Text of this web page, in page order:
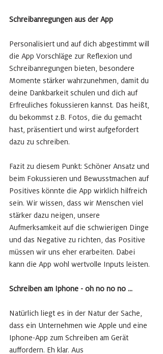
Schreibanregungen aus der App
Personalisiert und auf dich abgestimmt will
die App Vorschläge zur Reflexion und
Schreibanregungen bieten, besondere
Momente stärker wahrzunehmen, damit du
deine Dankbarkeit schulen und dich auf
Erfreuliches fokussieren kannst. Das heißt,
du bekommst z.B. Fotos, die du gemacht
hast, präsentiert und wirst aufgefordert
dazu zu schreiben.
Fazit zu diesem Punkt: Schöner Ansatz und
beim Fokussieren und Bewusstmachen auf
Positives könnte die App wirklich hilfreich
sein. Wir wissen, dass wir Menschen viel
stärker dazu neigen, unsere
Aufmerksamkeit auf die schwierigen Dinge
und das Negative zu richten, das Positive
müssen wir uns eher erarbeiten. Dabei
kann die App wohl wertvolle Inputs leisten.
Schreiben am Iphone - oh no no no ...
Natürlich liegt es in der Natur der Sache,
dass ein Unternehmen wie Apple und eine
Iphone-App zum Schreiben am Gerät
auffordern. Eh klar. Aus